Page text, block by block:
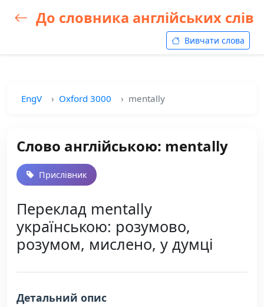
До словника англійських слів
Вивчати слова
EngV Oxford 3000 mentally
Слово англійською: mentally
Прислівник
Переклад mentally
українською: розумово,
розумом, мислено, у думці
Детальний опис